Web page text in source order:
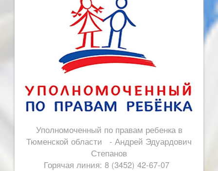
Уполномоченный по правам ребенка в
Тюменской области - Андрей Эдуардович
Степанов
Горячая линия: 8 (3452) 42-67-07